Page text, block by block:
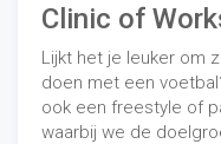
Clinic of
Lijkt het je leuker om
doen met een
ook een freestyle of
waarbij we de